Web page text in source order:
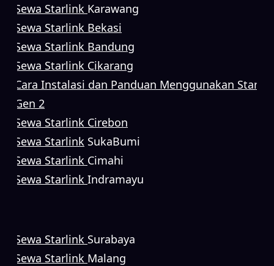
Sewa Starlink Karawang
Sewa Starlink Bekasi
Sewa Starlink Bandung
Sewa Starlink Cikarang
Cara Instalasi dan Panduan Menggunakan
Gen 2
Sewa Starlink Cirebon
Sewa Starlink SukaBumi
Sewa Starlink Cimahi
Sewa Starlink Indramayu
Sewa Starlink Surabaya
Sewa Starlink Malang